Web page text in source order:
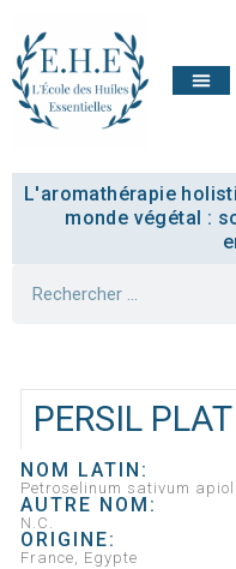
L'aromathérapie
monde végétal :
PERSIL PLAT
NOM LATIN:
Petroselinum sativum
AUTRE NOM:
N.C.
ORIGINE:
France, Egypte